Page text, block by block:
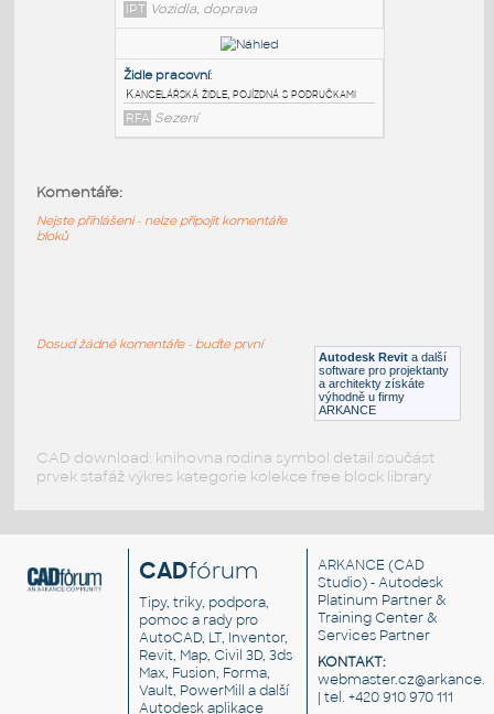
Muž na kolečkové židli:
Muž na kolečkové židli
DWG Postavy, lidé
Vozidla, doprava
Autodesk Revit a další
software pro projektanty
a architekty získáte
výhodně u firmy
ARKANCE
Komentáře:
Nejste přihlášeni - nelze připojit komentáře
bloků
Dosud žádné komentáře - buďte první
CAD download: knihovna rodina symbol detail součást
prvek stafáž výkres kategorie kolekce free block library
CADfórum
Tipy, triky, podpora,
pomoc a rady pro
AutoCAD, LT, Inventor,
Revit, Map, Civil 3D, 3ds
Max, Fusion, Forma,
Vault, PowerMill a další
Autodesk aplikace
ARKANCE (CAD
Studio) - Autodesk
Platinum Partner &
Training Center &
Services Partner
KONTAKT:
| tel. +420 910 970 111